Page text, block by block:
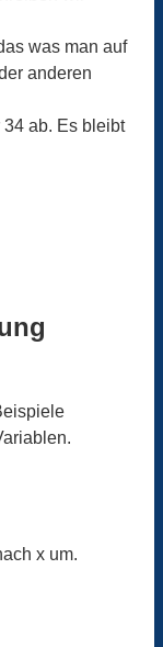
was man auf
anderen
ab. Es bleibt
x um.